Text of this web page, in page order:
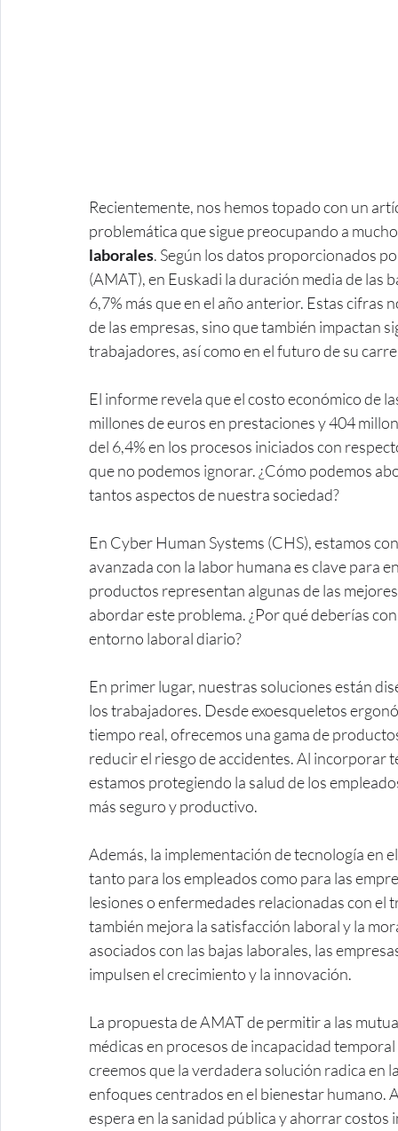
Recientemente, nos hemos topado con un
problemática que sigue preocupando a
laborales. Según los datos proporcionados
(AMAT), en Euskadi la duración media de las
6,7% más que en el año anterior. Estas
de las empresas, sino que también impactan
trabajadores, así como en el futuro de su
El informe revela que el costo económico de
millones de euros en prestaciones y 404
del 6,4% en los procesos iniciados con
que no podemos ignorar. ¿Cómo podemos
tantos aspectos de nuestra sociedad?
En Cyber Human Systems (CHS), estamos
avanzada con la labor humana es clave para
productos representan algunas de las
abordar este problema. ¿Por qué deberías
entorno laboral diario?
En primer lugar, nuestras soluciones están
los trabajadores. Desde exoesqueletos
tiempo real, ofrecemos una gama de
reducir el riesgo de accidentes. Al incorporar
estamos protegiendo la salud de los
más seguro y productivo.
Además, la implementación de tecnología en
tanto para los empleados como para las
lesiones o enfermedades relacionadas con
también mejora la satisfacción laboral y la
asociados con las bajas laborales, las
impulsen el crecimiento y la innovación.
La propuesta de AMAT de permitir a las
médicas en procesos de incapacidad
creemos que la verdadera solución radica en
enfoques centrados en el bienestar humano.
espera en la sanidad pública y ahorrar